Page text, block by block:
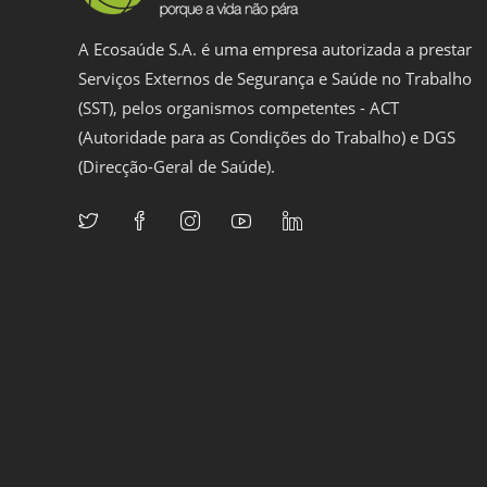
A Ecosaúde S.A. é uma empresa autorizada a prestar
Serviços Externos de Segurança e Saúde no Trabalho
(SST), pelos organismos competentes - ACT
(Autoridade para as Condições do Trabalho) e DGS
(Direcção-Geral de Saúde).